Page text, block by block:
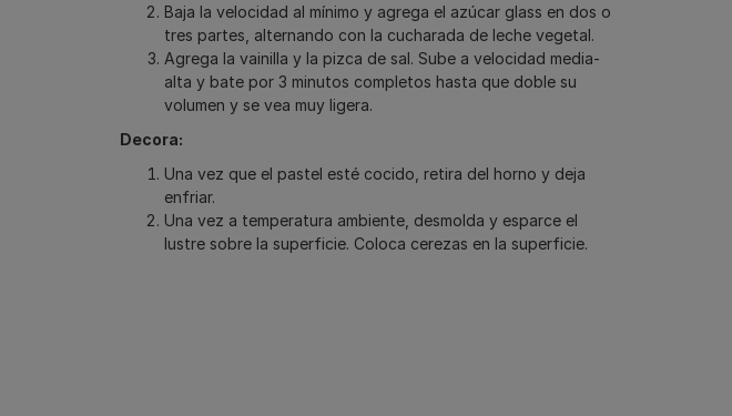
Baja la velocidad al mínimo y agrega el azúcar glass en dos o
tres partes, alternando con la cucharada de leche vegetal.
Agrega la vainilla y la pizca de sal. Sube a velocidad media-
alta y bate por 3 minutos completos hasta que doble su
volumen y se vea muy ligera.
Decora:
Una vez que el pastel esté cocido, retira del horno y deja
enfriar.
Una vez a temperatura ambiente, desmolda y esparce el
lustre sobre la superficie. Coloca cerezas en la superficie.